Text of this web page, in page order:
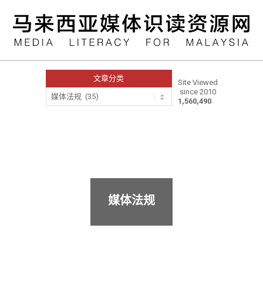
content
文章分类
文
章
Site Viewed
since 2010
1,560,490
媒体法规